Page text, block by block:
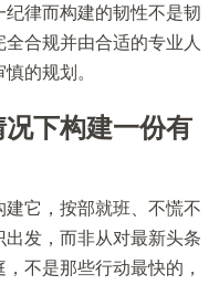
律而构建的韧性不是韧
合规并由合适的专业人
的规划。
下构建一份有
它，按部就班、不慌不
发，而非从对最新头条
不是那些行动最快的，